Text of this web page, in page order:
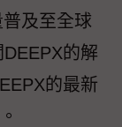
及至全球
的解
的最新
。